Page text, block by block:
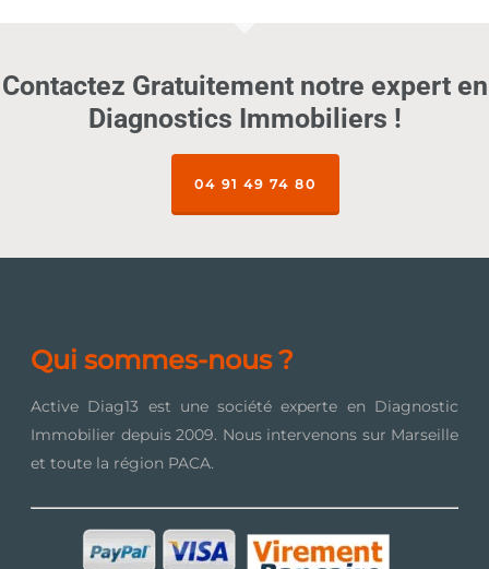
Contactez Gratuitement notre expert en
Diagnostics Immobiliers !
04 91 49 74 80
Qui sommes-nous ?
Active Diag13 est une société experte en Diagnostic
Immobilier depuis 2009. Nous intervenons sur Marseille
et toute la région PACA.